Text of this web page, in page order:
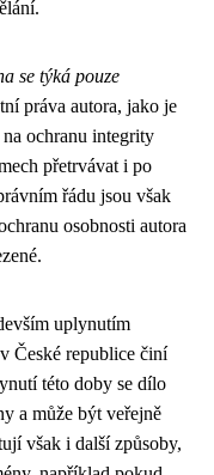
se týká pouze
práva autora, jako je
ochranu integrity
přetrvávat i po
řádu jsou však
osobnosti autora
uplynutím
České republice činí
této doby se dílo
a může být veřejně
však i další způsoby,